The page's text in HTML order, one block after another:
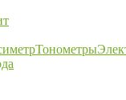
Тонометры